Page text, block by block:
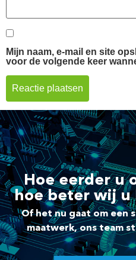
Mijn naam, e-mail en site
voor de volgende keer
Hoe eerder u
hoe beter wij u
Of het nu gaat om een
maatwerk, ons team